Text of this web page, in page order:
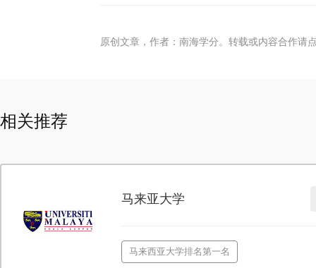
原创文章，作者：南海学分。转载或内容合作请
相关推荐
马来亚大学
马来西亚大学排名第一名